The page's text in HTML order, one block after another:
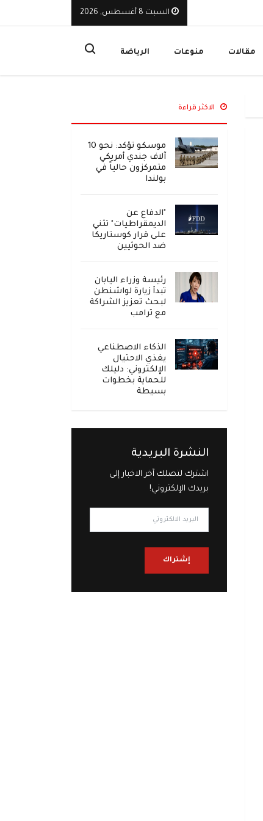
على الاعتداء الحوثي ورعاية الجرحى وتكريم الشهداء
السبت 8 أغسطس, 2026
مقالات منوعات الرياضة
الاكثر قراءة
موسكو تؤكد: نحو 10
آلاف جندي أمريكي
متمركزون حالياً في
بولندا
"الدفاع عن
الديمقراطيات" تثني
على قرار كوستاريكا
ضد الحوثيين
رئيسة وزراء اليابان
تبدأ زيارة لواشنطن
لبحث تعزيز الشراكة
مع ترامب
الذكاء الاصطناعي
يغذي الاحتيال
الإلكتروني: دليلك
للحماية بخطوات
بسيطة
النشرة البريدية
اشترك لتصلك آخر الاخبار إلى
بريدك الإلكتروني!
إشتراك